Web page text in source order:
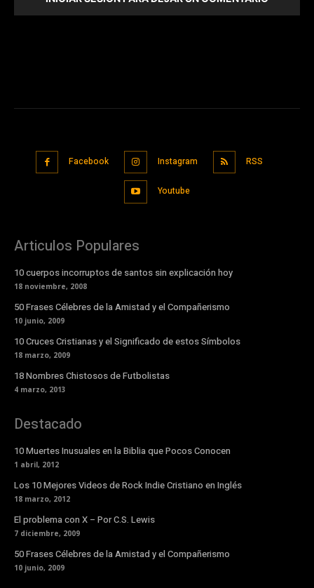
Facebook Instagram RSS
Youtube
Articulos Populares
10 cuerpos incorruptos de santos sin explicación hoy
18 noviembre, 2008
50 Frases Célebres de la Amistad y el Compañerismo
10 junio, 2009
10 Cruces Cristianas y el Significado de estos Símbolos
18 marzo, 2009
18 Nombres Chistosos de Futbolistas
4 marzo, 2013
Destacado
10 Muertes Inusuales en la Biblia que Pocos Conocen
1 abril, 2012
Los 10 Mejores Videos de Rock Indie Cristiano en Inglés
18 marzo, 2012
El problema con X – Por C.S. Lewis
7 diciembre, 2009
50 Frases Célebres de la Amistad y el Compañerismo
10 junio, 2009